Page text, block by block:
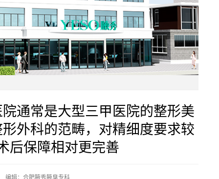
通常是大型三甲医院的整形美
外科的范畴，对精细度要求较
后保障相对更完善
编辑：合肥腋秀腋臭专科